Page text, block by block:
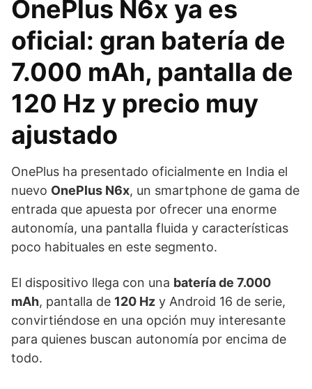
OnePlus N6x ya es
oficial: gran batería de
7.000 mAh, pantalla de
120 Hz y precio muy
ajustado
OnePlus ha presentado oficialmente en India el
nuevo OnePlus N6x, un smartphone de gama de
entrada que apuesta por ofrecer una enorme
autonomía, una pantalla fluida y características
poco habituales en este segmento.
El dispositivo llega con una batería de 7.000
mAh, pantalla de 120 Hz y Android 16 de serie,
convirtiéndose en una opción muy interesante
para quienes buscan autonomía por encima de
todo.